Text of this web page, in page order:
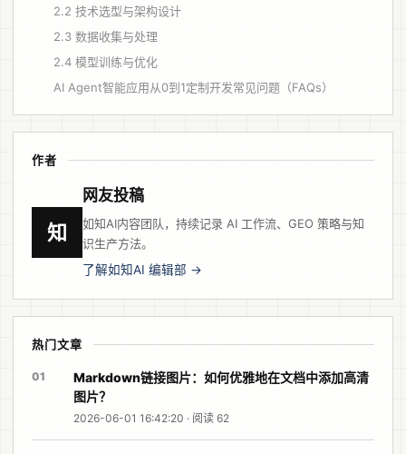
2.2 技术选型与架构设计
2.3 数据收集与处理
2.4 模型训练与优化
AI Agent智能应用从0到1定制开发常见问题（FAQs）
作者
知
网友投稿
如知AI内容团队，持续记录 AI 工作流、GEO 策略与知
识生产方法。
了解如知AI 编辑部 →
热门文章
01
Markdown链接图片：如何优雅地在文档中添加高清
图片？
2026-06-01 16:42:20 · 阅读 62